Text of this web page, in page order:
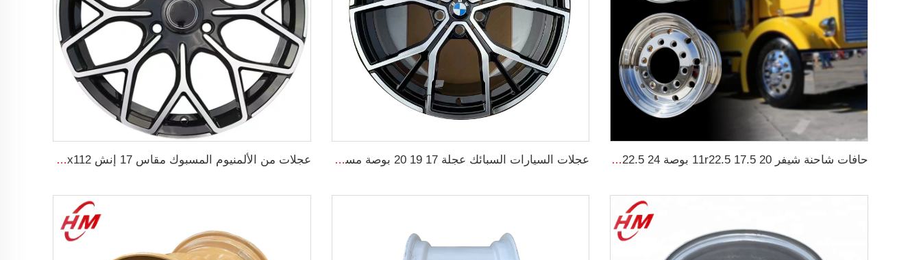
حافات شاحنة شيفر 11r22.5 17.5 20 بوصة 24 22.5 4x4 أسود و كروم لشاحنات عجلات السيارات السبائك عجلة 17 19 20 بوصة مسبوكة عجلات مسبوكة لـ G30 RIMS عجلات من الألمنيوم المسبوك مقاس 17 إنش 5x112 لعجلات السيارات مقاس 195/40R17 و205/40R17 لإطارات السيارات